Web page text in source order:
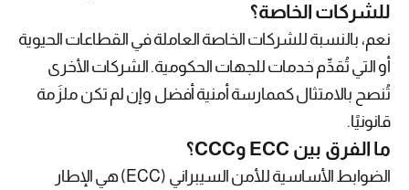
للشركات الخاصة؟
نعم، بالنسبة للشركات الخاصة العاملة في القطاعات الحيوية
أو التي تُقدِّم خدمات للجهات الحكومية. الشركات الأخرى
تُنصح بالامتثال كممارسة أمنية أفضل وإن لم تكن ملزَمة
قانونيًا.
ما الفرق بين ECC وCCC؟
الضوابط الأساسية للأمن السيبراني (ECC) هي الإطار